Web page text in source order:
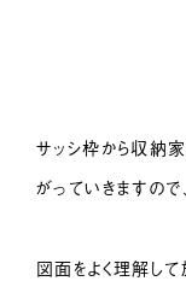
サッシ枠から収納
がっていきますので、
図面をよく理解して